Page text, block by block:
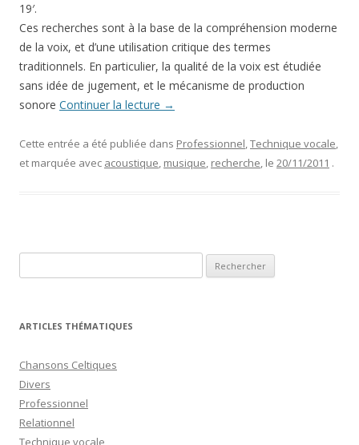
19′.
Ces recherches sont à la base de la compréhension moderne
de la voix, et d’une utilisation critique des termes
traditionnels. En particulier, la qualité de la voix est étudiée
sans idée de jugement, et le mécanisme de production
sonore Continuer la lecture →
Cette entrée a été publiée dans Professionnel,Technique vocale,
et marquée avec acoustique, musique, recherche, le 20/11/2011 .
ARTICLES THÉMATIQUES
Chansons Celtiques
Divers
Professionnel
Relationnel
Technique vocale